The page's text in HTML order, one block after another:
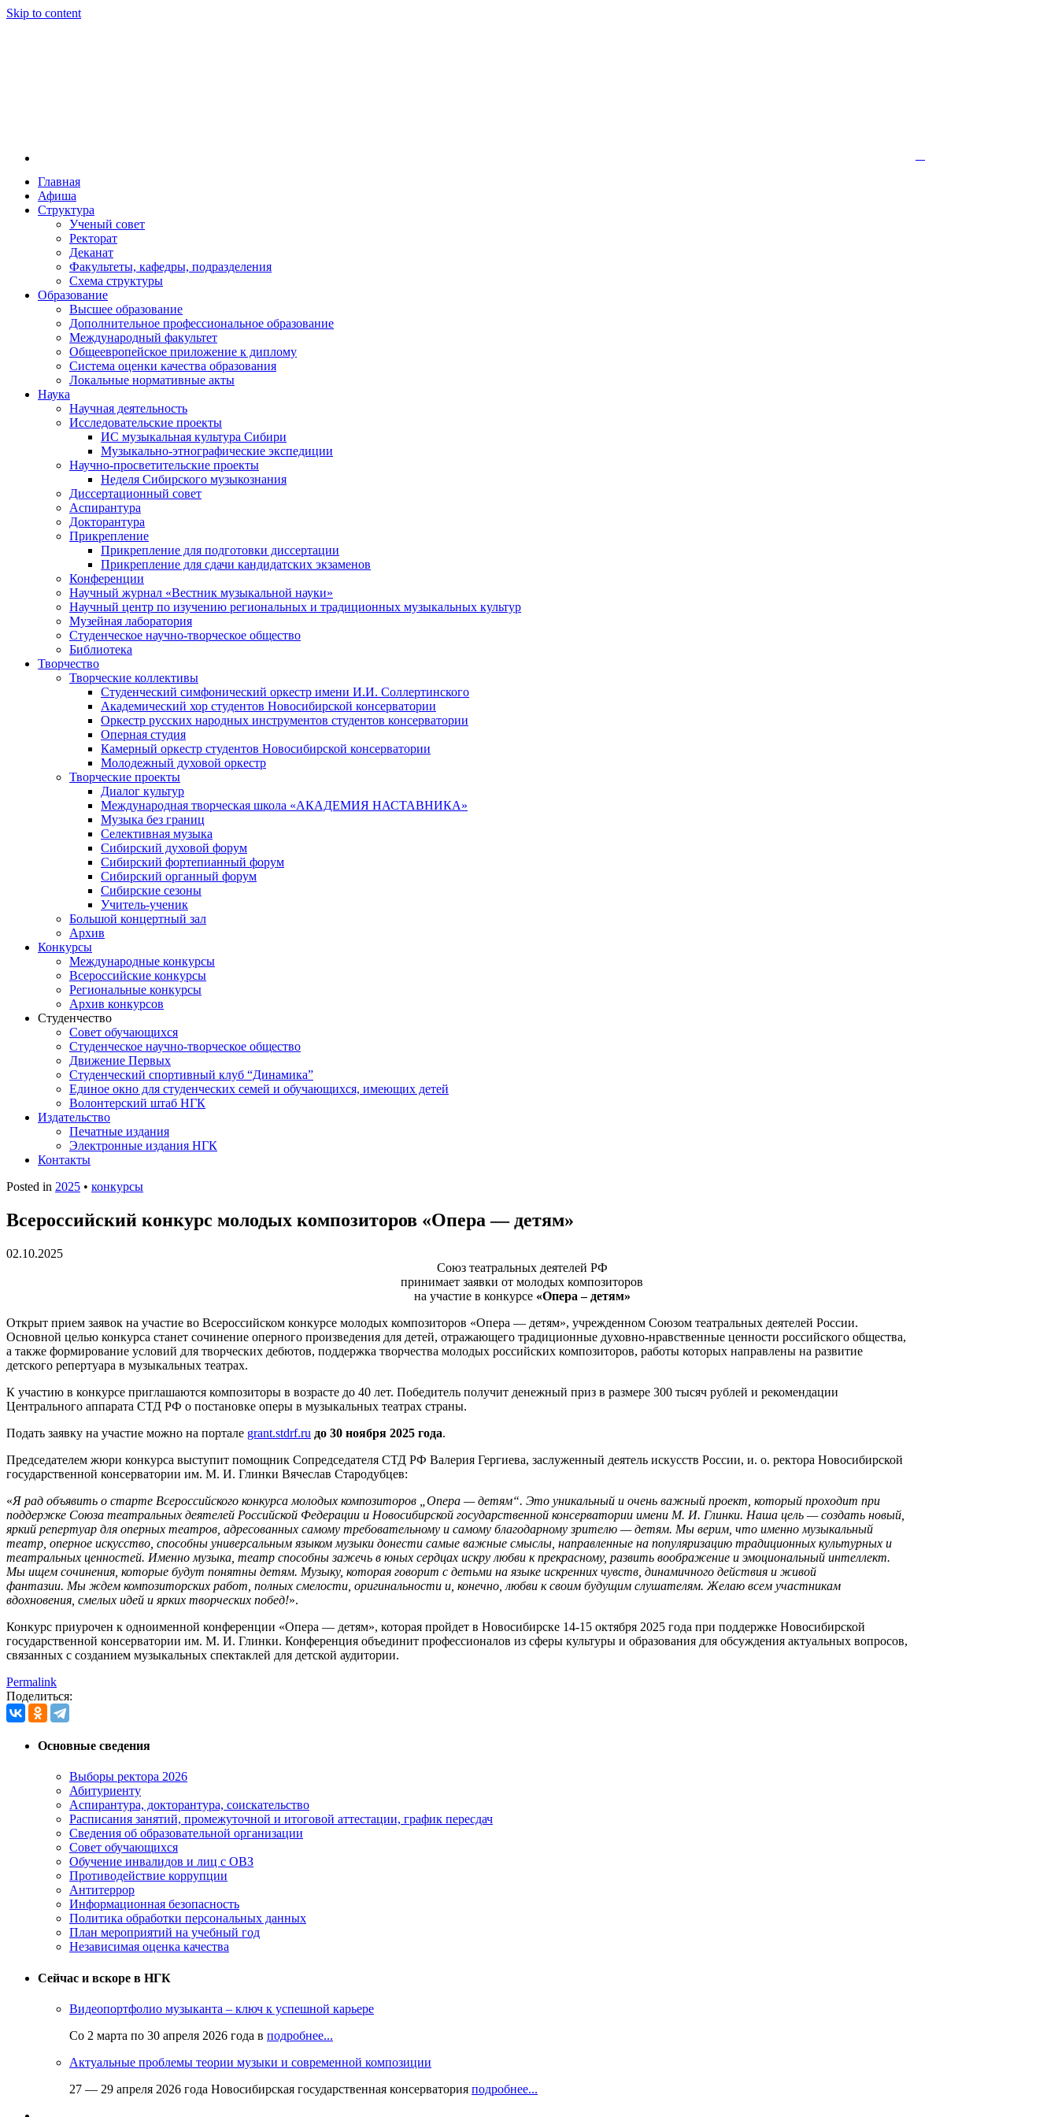
Skip to content
Новосибирская государственная консерватория имени М. И. Глинки
Новосибирская государственная консерватория имени М. И. Глинки — высшее музыкальное учебное заведение в Новосибирске. Основанная в 1956
году распоряжением совмина РСФСР и указом министерства культуры РСФСР, консерватория стала первым музыкальным высшим учебным
заведением в Сибири[2] и до сих пор остаётся единственным за пределами европейской части России[3]. С 1957 года она носит имя Михаила Ивановича
Глинки.
Главная
Афиша
Структура
Ученый совет
Ректорат
Деканат
Факультеты, кафедры, подразделения
Схема структуры
Образование
Высшее образование
Дополнительное профессиональное образование
Международный факультет
Общеевропейское приложение к диплому
Система оценки качества образования
Локальные нормативные акты
Наука
Научная деятельность
Исследовательские проекты
ИС музыкальная культура Сибири
Музыкально-этнографические экспедиции
Научно-просветительские проекты
Неделя Сибирского музыкознания
Диссертационный совет
Аспирантура
Докторантура
Прикрепление
Прикрепление для подготовки диссертации
Прикрепление для сдачи кандидатских экзаменов
Конференции
Научный журнал «Вестник музыкальной науки»
Научный центр по изучению региональных и традиционных музыкальных культур
Музейная лаборатория
Студенческое научно-творческое общество
Библиотека
Творчество
Творческие коллективы
Студенческий симфонический оркестр имени И.И. Соллертинского
Академический хор студентов Новосибирской консерватории
Оркестр русских народных инструментов студентов консерватории
Оперная студия
Камерный оркестр студентов Новосибирской консерватории
Молодежный духовой оркестр
Творческие проекты
Диалог культур
Международная творческая школа «АКАДЕМИЯ НАСТАВНИКА»
Музыка без границ
Селективная музыка
Сибирский духовой форум
Сибирский фортепианный форум
Сибирский органный форум
Сибирские сезоны
Учитель-ученик
Большой концертный зал
Архив
Конкурсы
Международные конкурсы
Всероссийские конкурсы
Региональные конкурсы
Архив конкурсов
Студенчество
Совет обучающихся
Студенческое научно-творческое общество
Движение Первых
Студенческий спортивный клуб “Динамика”
Единое окно для студенческих семей и обучающихся, имеющих детей
Волонтерский штаб НГК
Издательство
Печатные издания
Электронные издания НГК
Контакты
Posted in 2025 • конкурсы
Всероссийский конкурс молодых композиторов «Опера — детям»
02.10.2025
Союз театральных деятелей РФ
принимает заявки от молодых композиторов
на участие в конкурсе «Опера – детям»
Открыт прием заявок на участие во Всероссийском конкурсе молодых композиторов «Опера — детям», учрежденном Союзом театральных деятелей России.
Основной целью конкурса станет сочинение оперного произведения для детей, отражающего традиционные духовно-нравственные ценности российского общества,
а также формирование условий для творческих дебютов, поддержка творчества молодых российских композиторов, работы которых направлены на развитие
детского репертуара в музыкальных театрах.
К участию в конкурсе приглашаются композиторы в возрасте до 40 лет. Победитель получит денежный приз в размере 300 тысяч рублей и рекомендации
Центрального аппарата СТД РФ о постановке оперы в музыкальных театрах страны.
Подать заявку на участие можно на портале grant.stdrf.ru до 30 ноября 2025 года.
Председателем жюри конкурса выступит помощник Сопредседателя СТД РФ Валерия Гергиева, заслуженный деятель искусств России, и. о. ректора Новосибирской
государственной консерватории им. М. И. Глинки Вячеслав Стародубцев:
«Я рад объявить о старте Всероссийского конкурса молодых композиторов „Опера — детям“. Это уникальный и очень важный проект, который проходит при
поддержке Союза театральных деятелей Российской Федерации и Новосибирской государственной консерватории имени М. И. Глинки. Наша цель — создать новый,
яркий репертуар для оперных театров, адресованных самому требовательному и самому благодарному зрителю — детям. Мы верим, что именно музыкальный
театр, оперное искусство, способны универсальным языком музыки донести самые важные смыслы, направленные на популяризацию традиционных культурных и
театральных ценностей. Именно музыка, театр способны зажечь в юных сердцах искру любви к прекрасному, развить воображение и эмоциональный интеллект.
Мы ищем сочинения, которые будут понятны детям. Музыку, которая говорит с детьми на языке искренних чувств, динамичного действия и живой
фантазии. Мы ждем композиторских работ, полных смелости, оригинальности и, конечно, любви к своим будущим слушателям. Желаю всем участникам
вдохновения, смелых идей и ярких творческих побед!».
Конкурс приурочен к одноименной конференции «Опера — детям», которая пройдет в Новосибирске 14-15 октября 2025 года при поддержке Новосибирской
государственной консерватории им. М. И. Глинки. Конференция объединит профессионалов из сферы культуры и образования для обсуждения актуальных вопросов,
связанных с созданием музыкальных спектаклей для детской аудитории.
Permalink
Поделиться:
Основные сведения
Выборы ректора 2026
Абитуриенту
Аспирантура, докторантура, соискательство
Расписания занятий, промежуточной и итоговой аттестации, график пересдач
Сведения об образовательной организации
Совет обучающихся
Обучение инвалидов и лиц с ОВЗ
Противодействие коррупции
Антитеррор
Информационная безопасность
Политика обработки персональных данных
План мероприятий на учебный год
Независимая оценка качества
Сейчас и вскоре в НГК
Видеопортфолио музыканта – ключ к успешной карьере
Со 2 марта по 30 апреля 2026 года в подробнее...
Актуальные проблемы теории музыки и современной композиции
27 — 29 апреля 2026 года Новосибирская государственная консерватория подробнее...